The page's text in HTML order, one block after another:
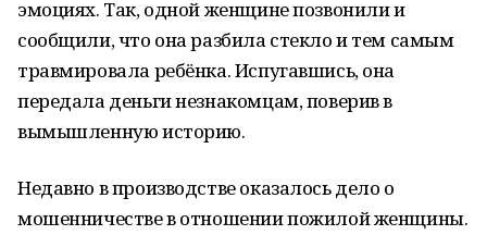
эмоциях. Так, одной женщине позвонили и
сообщили, что она разбила стекло и тем самым
травмировала ребёнка. Испугавшись, она
передала деньги незнакомцам, поверив в
вымышленную историю.
Недавно в производстве оказалось дело о
мошенничестве в отношении пожилой женщины.